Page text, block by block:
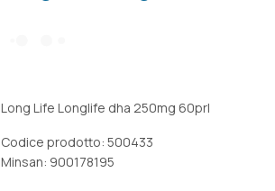
Long Life Longlife dha 250mg 60prl
Codice prodotto: 500433
Minsan: 900178195